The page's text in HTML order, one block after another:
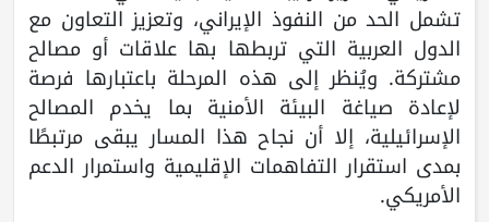
تشمل الحد من النفوذ الإيراني، وتعزيز التعاون مع
الدول العربية التي تربطها بها علاقات أو مصالح
مشتركة. ويُنظر إلى هذه المرحلة باعتبارها فرصة
لإعادة صياغة البيئة الأمنية بما يخدم المصالح
الإسرائيلية، إلا أن نجاح هذا المسار يبقى مرتبطًا
بمدى استقرار التفاهمات الإقليمية واستمرار الدعم
الأمريكي.